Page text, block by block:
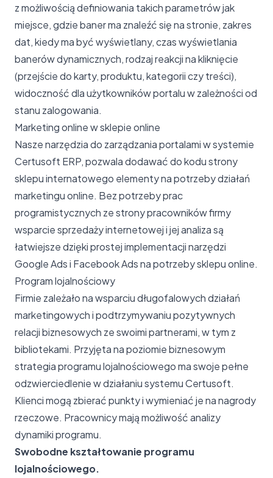
z możliwością definiowania takich parametrów jak
miejsce, gdzie baner ma znaleźć się na stronie, zakres
dat, kiedy ma być wyświetlany, czas wyświetlania
banerów dynamicznych, rodzaj reakcji na kliknięcie
(przejście do karty, produktu, kategorii czy treści),
widoczność dla użytkowników portalu w zależności od
stanu zalogowania.
Marketing online w sklepie online
Nasze narzędzia do zarządzania portalami w systemie
Certusoft ERP, pozwala dodawać do kodu strony
sklepu internatowego elementy na potrzeby działań
marketingu online. Bez potrzeby prac
programistycznych ze strony pracowników firmy
wsparcie sprzedaży internetowej i jej analiza są
łatwiejsze dzięki prostej implementacji narzędzi
Google Ads i Facebook Ads na potrzeby sklepu online.
Program lojalnościowy
Firmie zależało na wsparciu długofalowych działań
marketingowych i podtrzymywaniu pozytywnych
relacji biznesowych ze swoimi partnerami, w tym z
bibliotekami. Przyjęta na poziomie biznesowym
strategia programu lojalnościowego ma swoje pełne
odzwierciedlenie w działaniu systemu Certusoft.
Klienci mogą zbierać punkty i wymieniać je na nagrody
rzeczowe. Pracownicy mają możliwość analizy
dynamiki programu.
Swobodne kształtowanie programu
lojalnościowego.